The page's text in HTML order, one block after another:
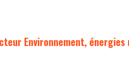
Environnement, énergies